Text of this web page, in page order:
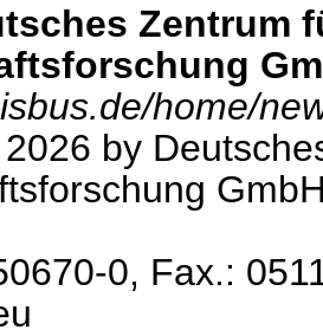
Zentrum
home/
by
0, Fax.: